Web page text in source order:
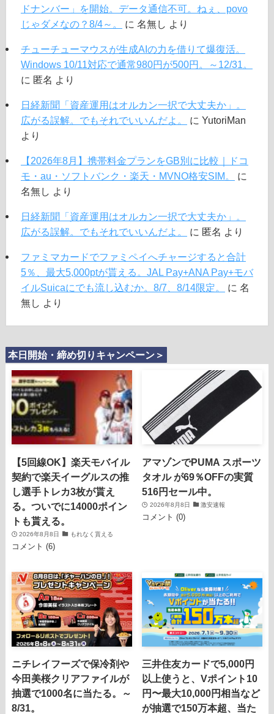
ドナンバー」を開始。データ通信不可。ねぇ、povo
じゃダメなの？8/4～。
に 名無し より
チューチューマウスが生成AIの力を借りて爆復活。
Windows 10/11対応で通常980円が500円。～12/31。
に 匿名 より
日経新聞「資産運用はオルカン一択で大丈夫か」。
広がる誤解。でもそれでいいんだよ。
に YutoriMan
より
【2026年8月】携帯料金プランをGB別に比較｜ドコ
モ・au・ソフトバンク・楽天・MVNO格安SIM。
に
名無し より
日経新聞「資産運用はオルカン一択で大丈夫か」。
広がる誤解。でもそれでいいんだよ。
に 匿名 より
ファミマカードでファミペイへチャージすると合計
5％、最大5,000ptが貰える。JAL Pay+ANA Pay+モバ
イルSuicaにでも流し込むか。8/7、8/14限定。
に 名
無し より
本日開始・締め切りキャンペーン＞
【5回線OK】楽天モバイル
契約で楽天イーグルスの推
し選手トレカ3枚が貰え
る。ついでに14000ポイン
トも貰える。
2026年8月8日 もれなく貰える
コメント (6)
アマゾンでPUMA スポーツ
タオル が69％OFFの実質
516円セール中。
2026年8月8日 激安速報
コメント (0)
ニチレイフーズで保冷剤や
今田美桜クリアファイルが
抽選で1000名に当たる。～
8/31。
三井住友カードで5,000円
以上使うと、Vポイント10
円〜最大10,000円相当など
が抽選で150万本超、当た